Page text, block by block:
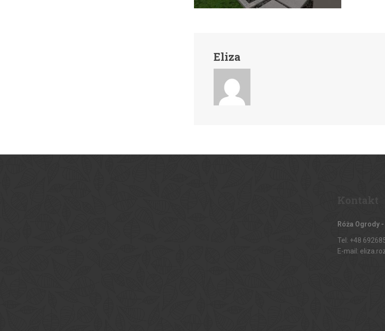
Eliza
Róża Ogrody
Tel: +48
E-mail: